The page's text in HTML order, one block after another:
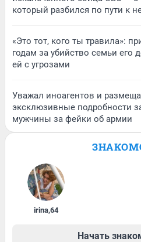
который разбился по пути к
«Это тот, кого ты травила»:
годам за убийство семьи его
ей с угрозами
Уважал иноагентов и
эксклюзивные подробности
мужчины за фейки об армии
irina,64
Начать